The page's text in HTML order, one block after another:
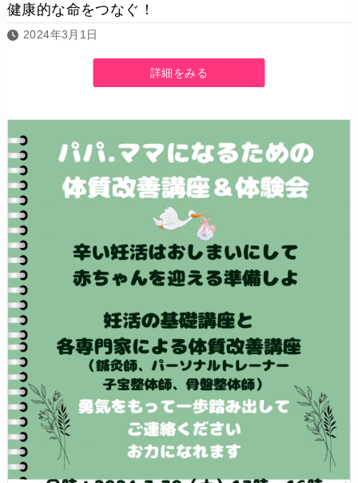
健康的な命をつなぐ！
2024年3月1日
詳細をみる